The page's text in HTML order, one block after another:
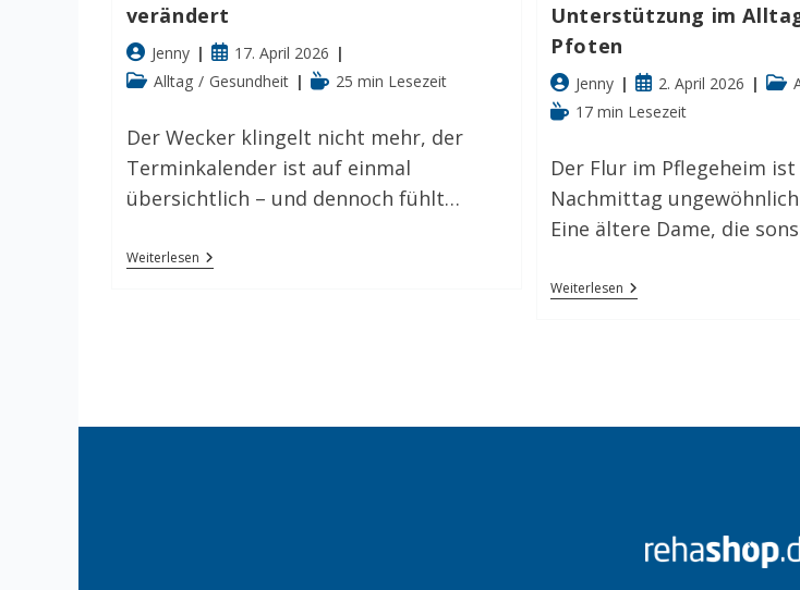
verändert
Beitrags-
Autor:
Jenny
Beitrag
veröffentlicht:
17. April 2026
Beitrags-
Alltag / Gesundheit Lesedauer:
25 min Lesezeit
Der Wecker klingelt nicht mehr, der
Terminkalender ist auf einmal
übersichtlich – und dennoch fühlt…
WeiterlesenStress
Im
Unterstützung im
Pfoten
Beitrags-
Autor:
Jenny
Beitrag
veröffentlicht:
2. April 2026
Lesedauer:
17 min Lesezeit
Der Flur im Pflegeheim
Nachmittag
Eine ältere Dame, die
Weiterlesen Tierische
Therapeuten: